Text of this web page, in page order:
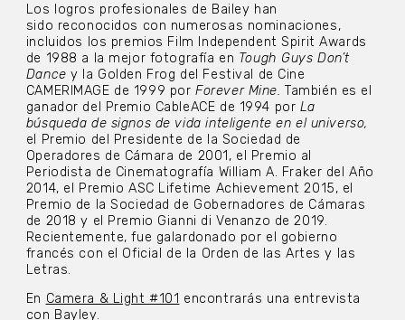
Los logros profesionales de Bailey han
sido reconocidos con numerosas nominaciones,
incluidos los premios Film Independent Spirit Awards
de 1988 a la mejor fotografía en Tough Guys Don’t
Dance y la Golden Frog del Festival de Cine
CAMERIMAGE de 1999 porForever Mine. También es el
ganador del Premio CableACE de 1994 por La
búsqueda de signos de vida inteligente en el universo,
el Premio del Presidente de la Sociedad de
Operadores de Cámara de 2001, el Premio al
Periodista de Cinematografía William A. Fraker del Año
2014, el Premio ASC Lifetime Achievement 2015, el
Premio de la Sociedad de Gobernadores de Cámaras
de 2018 y el Premio Gianni di Venanzo de 2019.
Recientemente, fue galardonado por el gobierno
francés con el Oficial de la Orden de las Artes y las
Letras.
En Camera & Light #101 encontrarás una entrevista
con Bayley.